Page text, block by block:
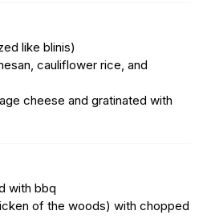
like blinis)
cauliflower rice, and
cheese and gratinated with
with bbq
of the woods) with chopped